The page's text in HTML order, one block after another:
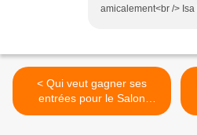
amicalement<br /> Isa
< Qui veut gagner ses
entrées pour le Salon
Marjolaine ?